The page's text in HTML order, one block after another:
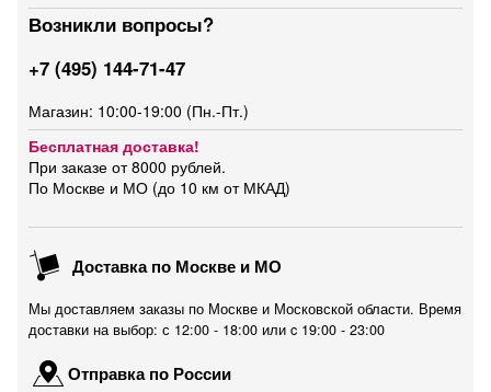
Возникли вопросы?
+7 (495) 144-71-47
Магазин: 10:00-19:00 (Пн.-Пт.)
Бесплатная доставка!
При заказе от 8000 рублей.
По Москве и МО (до 10 км от МКАД)
Доставка по Москве и МО
Мы доставляем заказы по Москве и Московской области. Время
доставки на выбор: с 12:00 - 18:00 или c 19:00 - 23:00
Отправка по России